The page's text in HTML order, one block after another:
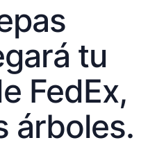
tu
FedEx,
árboles.